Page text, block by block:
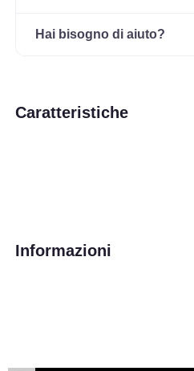
Hai bisogno di aiuto?
Caratteristiche
Informazioni